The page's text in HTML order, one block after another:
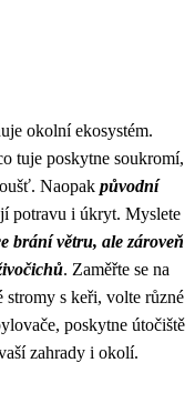
okolní ekosystém.
tuje poskytne soukromí,
Naopak původní
potravu i úkryt. Myslete
brání větru, ale zároveň
. Zaměřte se na
stromy s keři, volte různé
poskytne útočiště
zahrady i okolí.